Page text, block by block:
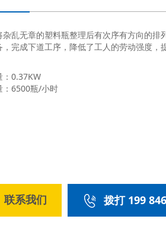
杂乱无章的塑料瓶整理后有次序有方向的排
，完成下道工序，降低了工人的劳动强度，
：0.37KW
：6500瓶/小时
联系我们 拨打 199